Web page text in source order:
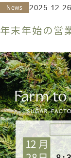
News 2025.12.26
年末年始の営